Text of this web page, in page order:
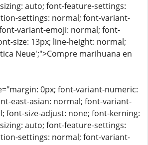
auto; font-feature-settings:
settings: normal; font-variant-
variant-emoji: normal; font-
size: 13px; line-height: normal;
Neue';">Compre marihuana en
0px; font-variant-numeric:
east-asian: normal; font-variant-
font-size-adjust: none; font-kerning:
auto; font-feature-settings:
settings: normal; font-variant-